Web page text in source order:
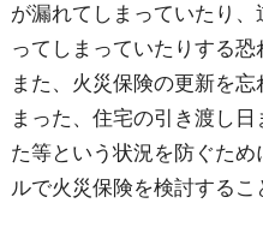
が漏れてしまっていたり
ってしまっていたりする恐
また、火災保険の更新を
まった、住宅の引き渡し
た等という状況を防ぐた
ルで火災保険を検討するこ